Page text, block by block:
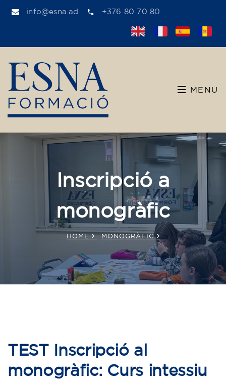
info@esna.ad +376 80 70 80
MENU
Inscripció a
monogràfic
HOME MONOGRÀFIC
TEST Inscripció al
monogràfic: Curs intessiu